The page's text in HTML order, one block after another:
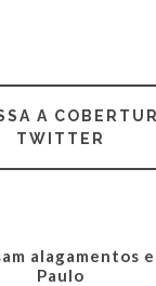
A
TWITTER
alagamentos
Paulo